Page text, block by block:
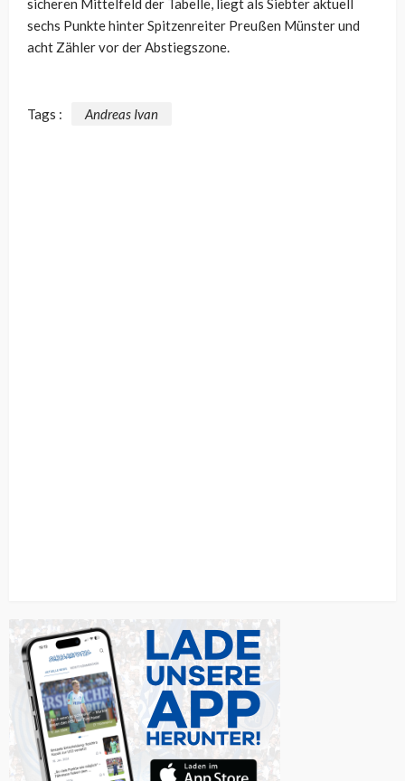
sicheren Mittelfeld der Tabelle, liegt als Siebter aktuell
sechs Punkte hinter Spitzenreiter Preußen Münster und
acht Zähler vor der Abstiegszone.
Tags : Andreas Ivan